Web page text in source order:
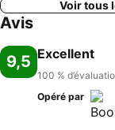
Voir tous
Avis
9,5 Excellent
100 %
Opéré par